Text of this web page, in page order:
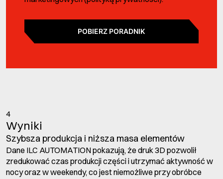
POBIERZ PORADNIK
4
Wyniki
Szybsza produkcja i niższa masa elementów
Dane ILC AUTOMATION pokazują, że druk 3D pozwolił
zredukować czas produkcji części i utrzymać aktywność w
nocy oraz w weekendy, co jest niemożliwe przy obróbce